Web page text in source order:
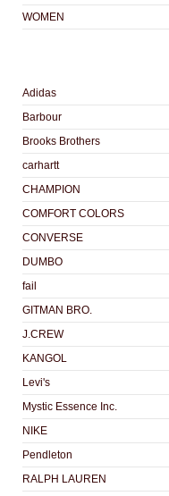
WOMEN
Adidas
Barbour
Brooks Brothers
carhartt
CHAMPION
COMFORT COLORS
CONVERSE
DUMBO
fail
GITMAN BRO.
J.CREW
KANGOL
Levi's
Mystic Essence Inc.
NIKE
Pendleton
RALPH LAUREN